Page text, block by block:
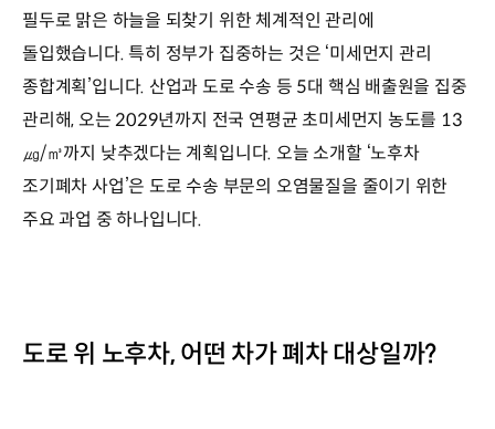
필두로 맑은 하늘을 되찾기 위한 체계적인 관리에
돌입했습니다. 특히 정부가 집중하는 것은 ‘미세먼지 관리
종합계획’입니다. 산업과 도로 수송 등 5대 핵심 배출원을 집중
관리해, 오는 2029년까지 전국 연평균 초미세먼지 농도를 13
㎍/㎥까지 낮추겠다는 계획입니다. 오늘 소개할 ‘노후차
조기폐차 사업’은 도로 수송 부문의 오염물질을 줄이기 위한
주요 과업 중 하나입니다.
도로 위 노후차, 어떤 차가 폐차 대상일까?